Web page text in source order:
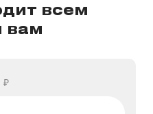
всем
вам
₽